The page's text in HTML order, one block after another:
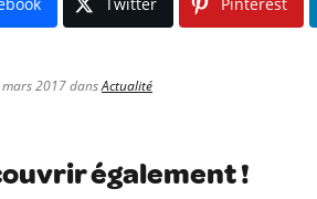
mars 2017 dansActualité
également !